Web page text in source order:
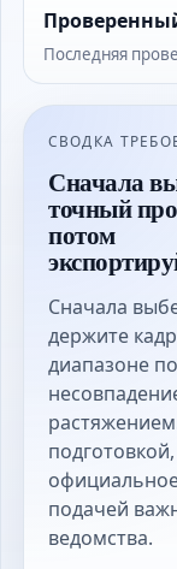
Последняя
СВОДКА
Сначала
точный
потом
Сначала
держите
диапазоне
подачей
ведомства.